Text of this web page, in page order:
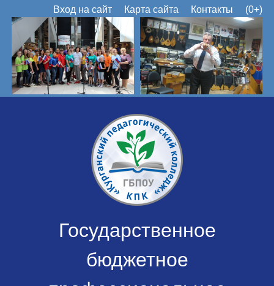
Вход на сайт Карта сайта Контакты (0+)
Государственное
бюджетное